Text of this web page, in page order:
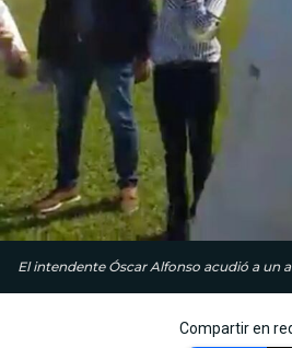
El intendente Óscar Alfonso acudió a un
Compartir en